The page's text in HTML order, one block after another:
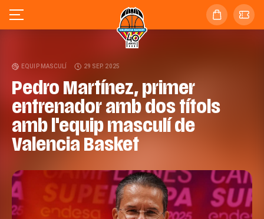
EQUIP MASCULÍ 29 SEP. 2025
Pedro Martínez, primer
entrenador amb dos títols
amb l'equip masculí de
Valencia Basket